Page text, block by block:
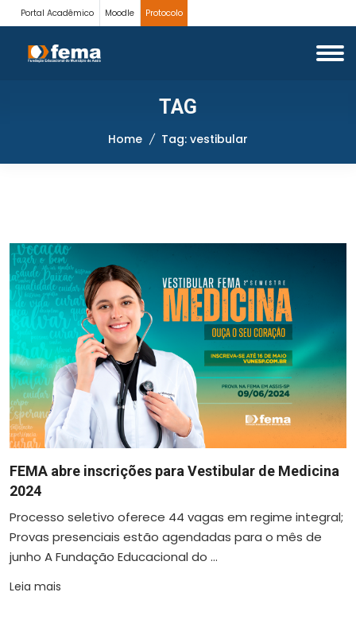
Portal Acadêmico Moodle Protocolo
TAG
Home Tag: vestibular
FEMA abre inscrições para Vestibular de Medicina
2024
Processo seletivo oferece 44 vagas em regime integral;
Provas presenciais estão agendadas para o mês de
junho A Fundação Educacional do ...
Leia mais